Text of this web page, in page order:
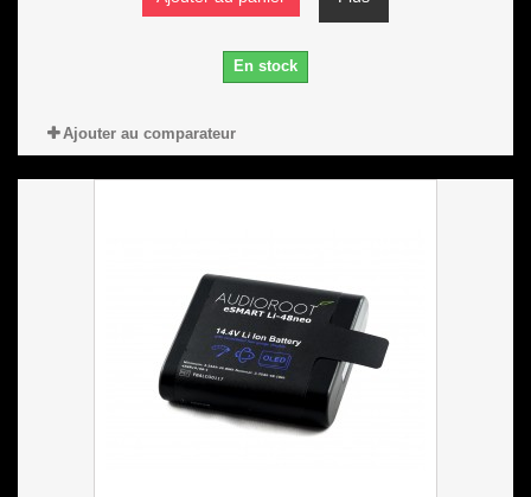
En stock
Ajouter au comparateur